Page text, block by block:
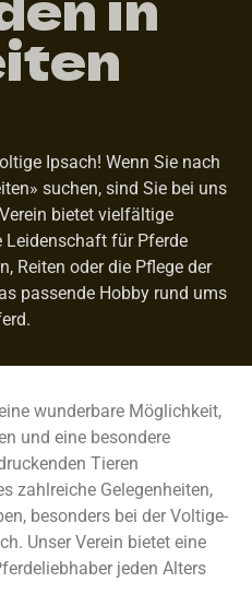
Ipsach! Wenn Sie nach
suchen, sind Sie bei uns
bietet vielfältige
Leidenschaft für Pferde
Reiten oder die Pflege der
passende Hobby rund ums
wunderbare Möglichkeit,
und eine besondere
Tieren
zahlreiche Gelegenheiten,
besonders bei der Voltige-
Unser Verein bietet eine
jeden Alters